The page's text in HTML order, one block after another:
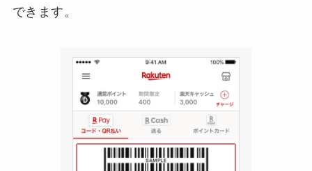
できます。